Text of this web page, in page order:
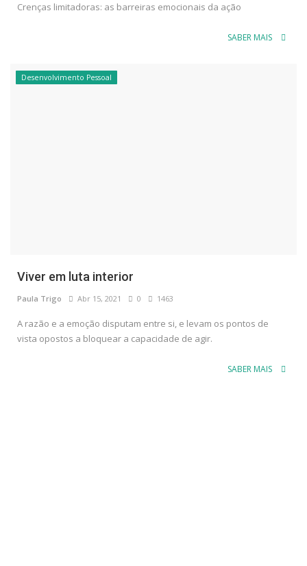
Crenças limitadoras: as barreiras emocionais da ação
SABER MAIS
Desenvolvimento Pessoal
Viver em luta interior
Paula Trigo Abr 15, 2021 0 1463
A razão e a emoção disputam entre si, e levam os pontos de
vista opostos a bloquear a capacidade de agir.
SABER MAIS